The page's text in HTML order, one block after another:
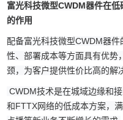
富光科技微型CWDM器件在
的作用
配备富光科技微型CWDM器件
性、部署成本等方面具有优势
颈，为客户提供性价比高的解
CWDM技术是在城域边缘和
和FTTX网络的低成本方案，